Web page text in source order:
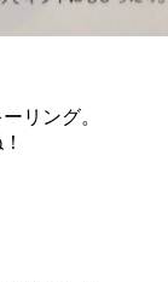
リング。